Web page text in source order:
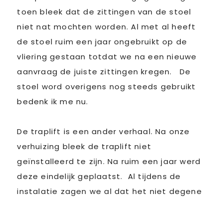
toen bleek dat de zittingen van de stoel
niet nat mochten worden. Al met al heeft
de stoel ruim een jaar ongebruikt op de
vliering gestaan totdat we na een nieuwe
aanvraag de juiste zittingen kregen. De
stoel word overigens nog steeds gebruikt
bedenk ik me nu.
De traplift is een ander verhaal. Na onze
verhuizing bleek de traplift niet
geïnstalleerd te zijn. Na ruim een jaar werd
deze eindelijk geplaatst. Al tijdens de
instalatie zagen we al dat het niet degene